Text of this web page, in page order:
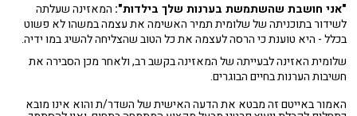
"אני חושבת שהשתמשת בערנות שלך בילדות": המאזינה שעלתה
לשידור בתוכניתה של שלומית תמיר האשימה את עצמה במשהו לא פשוט
בכלל - היא טוענת כי הרסה לעצמה את כל הטוב שהצליחה להשיג במו ידיה.
שלומית האזינה לבעייתה של המאזינה בקשב רב, ולאחר מכן הסבירה את
חשיבות הערנות בחיים הבוגרים.
האמור באייטם זה מבטא את הדעה האישית של השדר/ת והוא אינו מובא